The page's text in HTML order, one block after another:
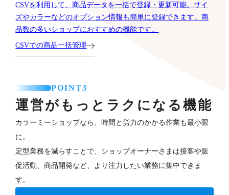
CSVを利用して、商品データを一括で登録・更新可能。サイ
ズやカラーなどのオプション情報も簡単に登録できます。商
品数の多いショップにおすすめの機能です。
CSVでの商品一括管理
POINT3
運営がもっとラクになる機能
カラーミーショップなら、時間と労力のかかる作業も最小限
に。
定型業務を減らすことで、ショップオーナーさまは接客や販
促活動、商品開発など、より注力したい業務に集中できま
す。